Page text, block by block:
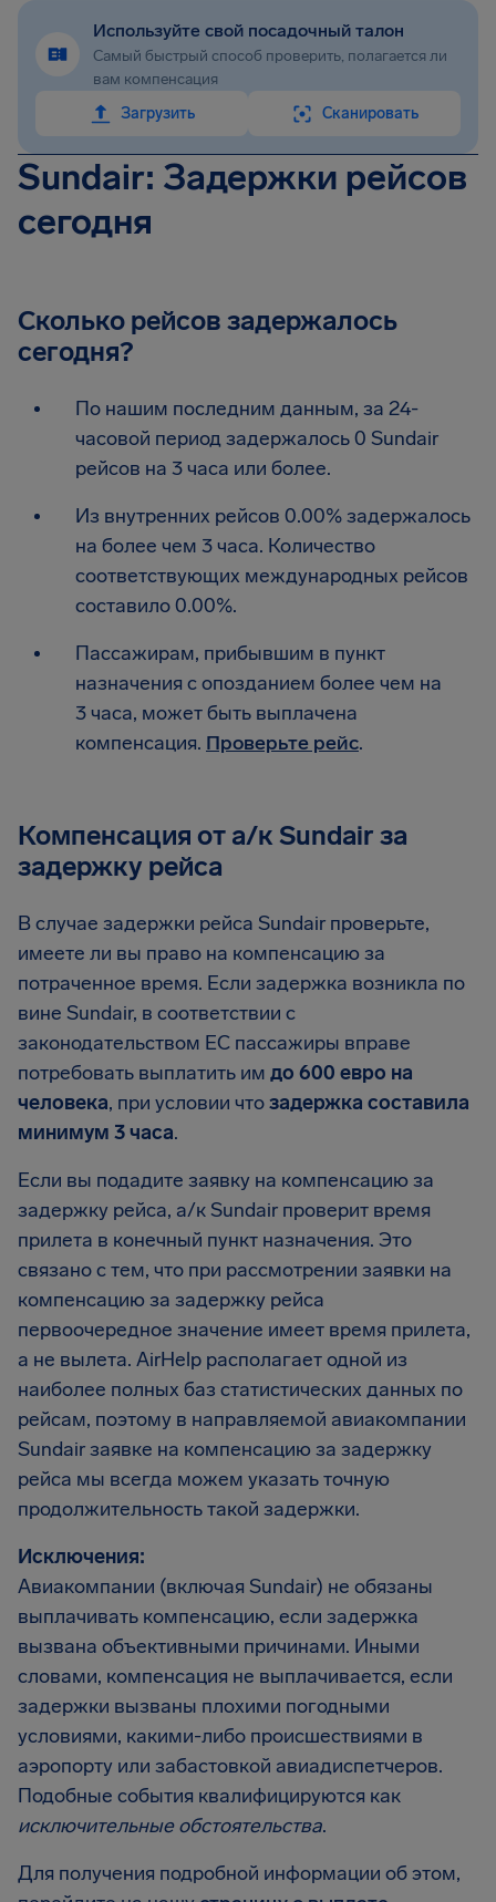
Используйте свой посадочный талон
Самый быстрый способ проверить, полагается ли
вам компенсация
Загрузить
Сканировать
Sundair: Задержки рейсов
сегодня
Сколько рейсов задержалось
сегодня?
По нашим последним данным, за 24-
часовой период задержалось 0 Sundair
рейсов на 3 часа или более.
Из внутренних рейсов 0.00% задержалось
на более чем 3 часа. Количество
соответствующих международных рейсов
составило 0.00%.
Пассажирам, прибывшим в пункт
назначения с опозданием более чем на
3 часа, может быть выплачена
компенсация. Проверьте рейс.
Компенсация от а/к Sundair за
задержку рейса
В случае задержки рейса Sundair проверьте,
имеете ли вы право на компенсацию за
потраченное время. Если задержка возникла по
вине Sundair, в соответствии с
законодательством ЕС пассажиры вправе
потребовать выплатить им до 600 евро на
человека, при условии чтозадержка составила
минимум 3 часа.
Если вы подадите заявку на компенсацию за
задержку рейса, а/к Sundair проверит время
прилета в конечный пункт назначения. Это
связано с тем, что при рассмотрении заявки на
компенсацию за задержку рейса
первоочередное значение имеет время прилета,
а не вылета. AirHelp располагает одной из
наиболее полных баз статистических данных по
рейсам, поэтому в направляемой авиакомпании
Sundair заявке на компенсацию за задержку
рейса мы всегда можем указать точную
продолжительность такой задержки.
Исключения:
Авиакомпании (включая Sundair) не обязаны
выплачивать компенсацию, если задержка
вызвана объективными причинами. Иными
словами, компенсация не выплачивается, если
задержки вызваны плохими погодными
условиями, какими-либо происшествиями в
аэропорту или забастовкой авиадиспетчеров.
Подобные события квалифицируются как
исключительные обстоятельства.
Для получения подробной информации об этом,